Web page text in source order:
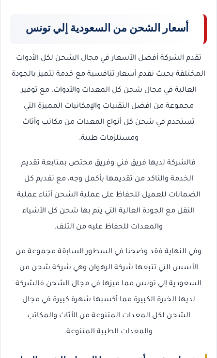
أسعار الشحن من السعودية إلي تونس
تقدم الشركة أفضل الأسعار في مجال الشحن لكل الأدوات
المختلفة بحيث نقدم أسعار تنافسية مع خدمة تتميز بالجودة
العالية في مجال شحن كل المعدات والأدوات، مع توفير
مجموعة من افضل التقنيات والإمكانيات المميزة التي
تستخدم في شحن كل أنواع المعدات من مكاتب وأثاث
ومستلزمات طبية.
فالشركة لديها فريق فني وفريق مختص بمتابعة تقديم
الخدمة والتاكد من تقديمها بأكمل وجه، مع تقديم كل
الضمانات للعميل للحفاظ على عملية الشحن أثناء عملية
النقل مع الجودة العالية التي يتم بها شحن كل الأشياء
والمعدات للحفاظ عليه من التلف.
وفي النهاية فقد وضحنا في السطور السابقة مجموعة من
الأسس التي تتبعها شركة الرهوان وهي شركة شحن من
السعودية إلي تونس مما ميزها في مجال الشحن فالشركة
لديها الخبرة الكبيرة مما أكسبها شهرة كبيرة في مجال
الشحن لكل المعدات المتنوعة من الأثاث والمكاتب
والمعدات الطبية المتنوعة.